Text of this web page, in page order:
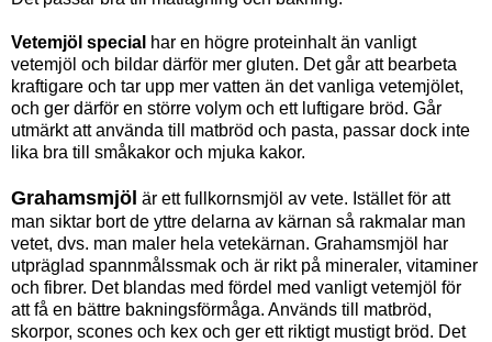
Vetemjöl special har en högre proteinhalt än vanligt
vetemjöl och bildar därför mer gluten. Det går att bearbeta
kraftigare och tar upp mer vatten än det vanliga vetemjölet,
och ger därför en större volym och ett luftigare bröd. Går
utmärkt att använda till matbröd och pasta, passar dock inte
lika bra till småkakor och mjuka kakor.
Grahamsmjöl är ett fullkornsmjöl av vete. Istället för att
man siktar bort de yttre delarna av kärnan så rakmalar man
vetet, dvs. man maler hela vetekärnan. Grahamsmjöl har
utpräglad spannmålssmak och är rikt på mineraler, vitaminer
och fibrer. Det blandas med fördel med vanligt vetemjöl för
att få en bättre bakningsförmåga. Används till matbröd,
skorpor, scones och kex och ger ett riktigt mustigt bröd. Det